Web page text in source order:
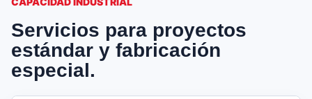
Servicios para proyectos
estándar y fabricación
especial.